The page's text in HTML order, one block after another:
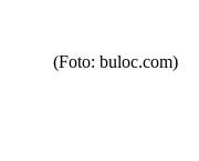
(Foto: buloc.com)